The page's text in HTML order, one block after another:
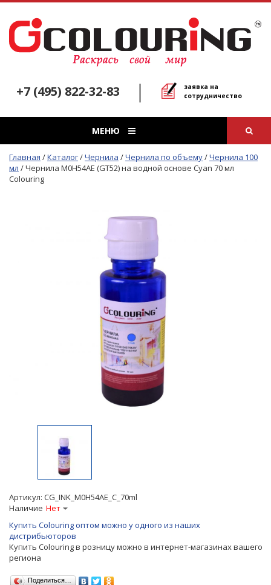
+7 (495) 822-32-83
заявка на
сотрудничество
МЕНЮ
Главная /Каталог/Чернила /Чернила по объему/Чернила 100
мл /Чернила M0H54AE (GT52) на водной основе Cyan 70 мл
Colouring
Артикул: CG_INK_M0H54AE_C_70ml
Наличие Нет
Купить Colouring оптом можно у одного из наших
дистрибьюторов
Купить Colouring в розницу можно в интернет-магазинах вашего
региона
Поделиться…